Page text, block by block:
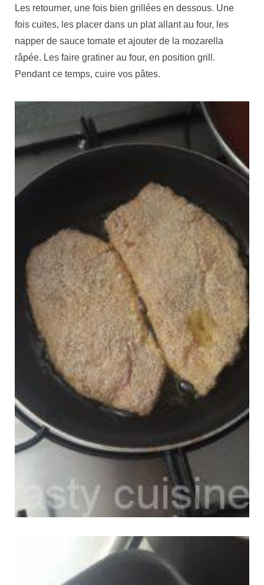
Les retourner, une fois bien grillées en dessous. Une
fois cuites, les placer dans un plat allant au four, les
napper de sauce tomate et ajouter de la mozarella
râpée. Les faire gratiner au four, en position grill.
Pendant ce temps, cuire vos pâtes.